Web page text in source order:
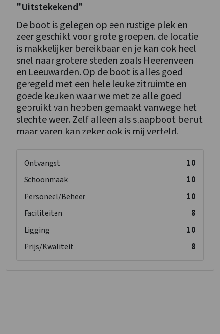
Kinderfaciliteiten
Kinderbedjes : 0
Kinderstoel: 0
Kinderbox: 0
"Uitstekekend"
De boot is gelegen op een rustige plek en
zeer geschikt voor grote groepen. de locatie
is makkelijker bereikbaar en je kan ook heel
snel naar grotere steden zoals Heerenveen
en Leeuwarden. Op de boot is alles goed
geregeld met een hele leuke zitruimte en
goede keuken waar we met ze alle goed
gebruikt van hebben gemaakt vanwege het
slechte weer. Zelf alleen als slaapboot benut
maar varen kan zeker ook is mij verteld.
Ontvangst 10
Schoonmaak 10
Personeel/Beheer 10
Faciliteiten 8
Ligging 10
Prijs/Kwaliteit 8